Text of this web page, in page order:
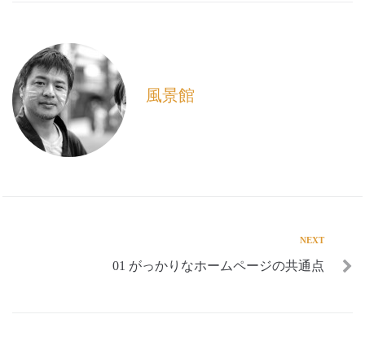
風景館
NEXT
01 がっかりなホームページの共通点